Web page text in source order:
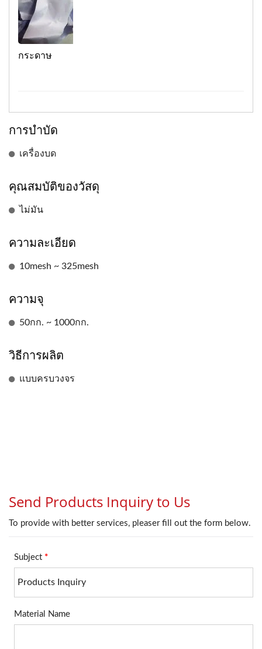
กระดาษ
การบำบัด
เครื่องบด
คุณสมบัติของวัสดุ
ไม่มัน
ความละเอียด
10mesh ~ 325mesh
ความจุ
50กก. ~ 1000กก.
วิธีการผลิต
แบบครบวงจร